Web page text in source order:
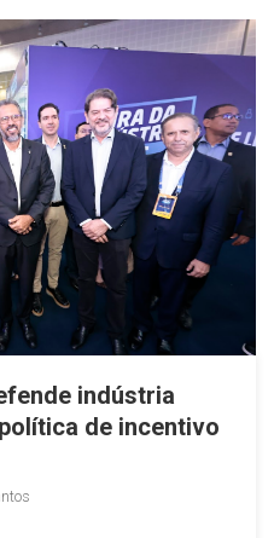
indústria
de incentivo